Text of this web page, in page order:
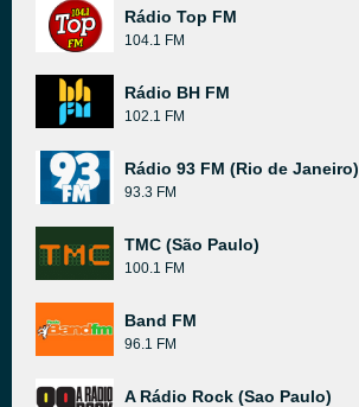
Rádio Top FM
104.1 FM
Rádio BH FM
102.1 FM
Rádio 93 FM (Rio de Janeiro)
93.3 FM
TMC (São Paulo)
100.1 FM
Band FM
96.1 FM
A Rádio Rock (Sao Paulo)